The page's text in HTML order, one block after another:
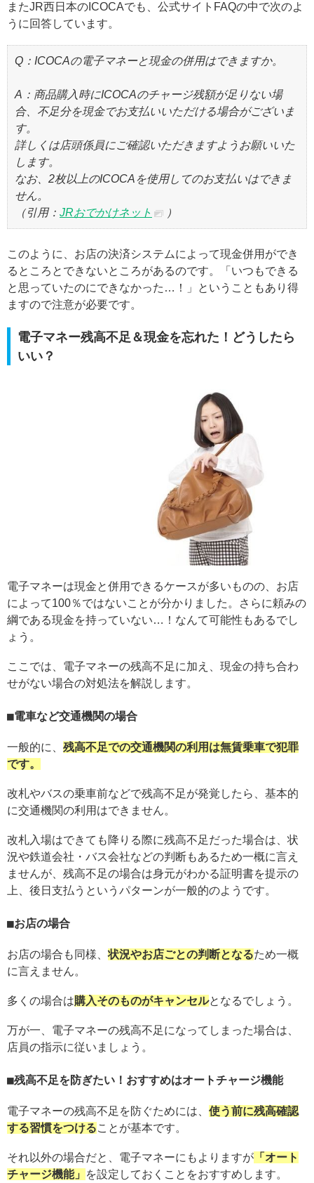
またJR西日本のICOCAでも、公式サイトFAQの中で次のよ
うに回答しています。
Q：ICOCAの電子マネーと現金の併用はできますか。
A：商品購入時にICOCAのチャージ残額が足りない場
合、不足分を現金でお支払いいただける場合がございま
す。
詳しくは店頭係員にご確認いただきますようお願いいた
します。
なお、2枚以上のICOCAを使用してのお支払いはできま
せん。
（引用： JRおでかけネット ）
このように、お店の決済システムによって現金併用ができ
るところとできないところがあるのです。「いつもできる
と思っていたのにできなかった…！」ということもあり得
ますので注意が必要です。
電子マネー残高不足＆現金を忘れた！どうしたら
いい？
電子マネーは現金と併用できるケースが多いものの、お店
によって100％ではないことが分かりました。さらに頼みの
綱である現金を持っていない…！なんて可能性もあるでし
ょう。
ここでは、電子マネーの残高不足に加え、現金の持ち合わ
せがない場合の対処法を解説します。
電車など交通機関の場合
一般的に、 残高不足での交通機関の利用は無賃乗車で犯罪
です。
改札やバスの乗車前などで残高不足が発覚したら、基本的
に交通機関の利用はできません。
改札入場はできても降りる際に残高不足だった場合は、状
況や鉄道会社・バス会社などの判断もあるため一概に言え
ませんが、残高不足の場合は身元がわかる証明書を提示の
上、後日支払うというパターンが一般的のようです。
お店の場合
お店の場合も同様、状況やお店ごとの判断となるため一概
に言えません。
多くの場合は購入そのものがキャンセルとなるでしょう。
万が一、電子マネーの残高不足になってしまった場合は、
店員の指示に従いましょう。
残高不足を防ぎたい！おすすめはオートチャージ機能
電子マネーの残高不足を防ぐためには、 使う前に残高確認
する習慣をつけることが基本です。
それ以外の場合だと、電子マネーにもよりますが 「オート
チャージ機能」
を設定しておくことをおすすめします。